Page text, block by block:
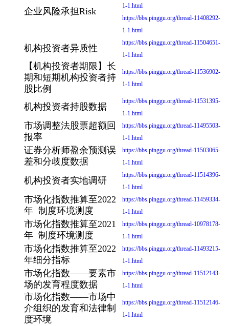
企业风险承担Risk
1-1.html
https://bbs.pinggu.org/thread-11408292-
1-1.html
机构投资者异质性
https://bbs.pinggu.org/thread-11504651-
1-1.html
【机构投资者期限】长
期和短期机构投资者持
股比例
https://bbs.pinggu.org/thread-11536902-
1-1.html
机构投资者持股数据
https://bbs.pinggu.org/thread-11531395-
1-1.html
市场调整法股票超额回
报率
https://bbs.pinggu.org/thread-11495503-
1-1.html
证券分析师盈余预测误
差和分歧度数据
https://bbs.pinggu.org/thread-11503065-
1-1.html
机构投资者实地调研
https://bbs.pinggu.org/thread-11514396-
1-1.html
市场化指数推算至2022
年 制度环境测度
https://bbs.pinggu.org/thread-11459334-
1-1.html
市场化指数推算至2021
年 制度环境测度
https://bbs.pinggu.org/thread-10978178-
1-1.html
市场化指数推算至2022
年细分指标
https://bbs.pinggu.org/thread-11493215-
1-1.html
市场化指数——要素市
场的发育程度数据
https://bbs.pinggu.org/thread-11512143-
1-1.html
市场化指数——市场中
介组织的发育和法律制
度环境
https://bbs.pinggu.org/thread-11512146-
1-1.html